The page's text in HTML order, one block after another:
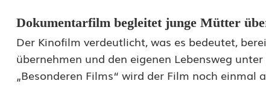
6
s
p
Dokumentarfilm begleitet junge Mütter
Der Kinofilm verdeutlicht, was es bedeutet,
übernehmen und den eigenen Lebensweg
„Besonderen Films“ wird der Film noch einmal